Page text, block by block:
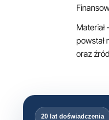
Materiał
powstał
oraz
20 lat doświadczenia